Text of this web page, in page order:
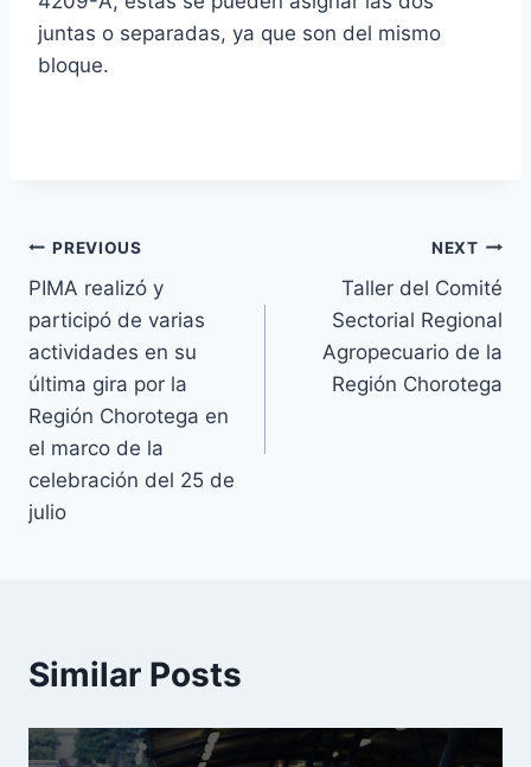
juntas o separadas, ya que son del mismo
bloque.
Navegación
de
entradas
PREVIOUS
PIMA realizó y
participó de varias
actividades en su
última gira por la
Región Chorotega en
el marco de la
celebración del 25 de
julio
NEXT
Taller del Comité
Sectorial Regional
Agropecuario de la
Región Chorotega
Similar Posts